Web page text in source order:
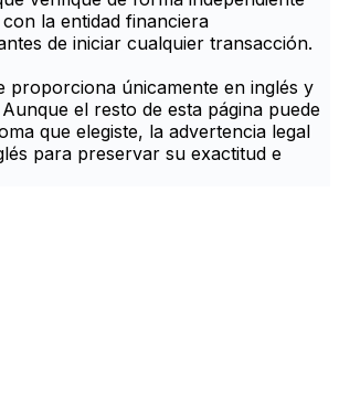
la entidad financiera
de iniciar cualquier transacción.
proporciona únicamente en inglés y
el resto de esta página puede
que elegiste, la advertencia legal
para preservar su exactitud e